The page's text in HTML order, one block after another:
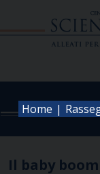
Home |
Il baby